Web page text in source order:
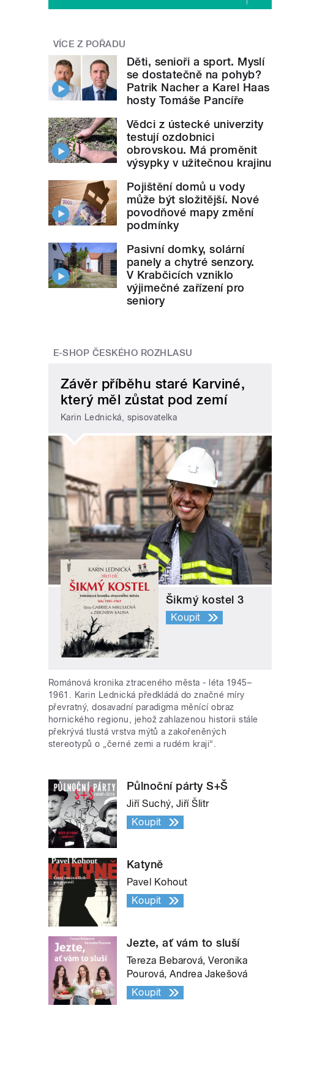
VÍCE Z POŘADU
Děti, senioři a sport. Myslí
se dostatečně na pohyb?
Patrik Nacher a Karel Haas
hosty Tomáše Pancíře
Vědci z ústecké univerzity
testují ozdobnici
obrovskou. Má proměnit
výsypky v užitečnou krajinu
Pojištění domů u vody
může být složitější. Nové
povodňové mapy změní
podmínky
Pasivní domky, solární
panely a chytré senzory.
V Krabčicích vzniklo
výjimečné zařízení pro
seniory
E-SHOP ČESKÉHO ROZHLASU
Závěr příběhu staré Karviné,
který měl zůstat pod zemí
Karin Lednická, spisovatelka
Šikmý kostel 3
Koupit
Románová kronika ztraceného města - léta 1945–
1961. Karin Lednická předkládá do značné míry
převratný, dosavadní paradigma měnící obraz
hornického regionu, jehož zahlazenou historii stále
překrývá tlustá vrstva mýtů a zakořeněných
stereotypů o „černé zemi a rudém kraji“.
Půlnoční párty S+Š
Jiří Suchý, Jiří Šlitr
Koupit
Katyně
Pavel Kohout
Koupit
Jezte, ať vám to sluší
Tereza Bebarová, Veronika
Pourová, Andrea Jakešová
Koupit